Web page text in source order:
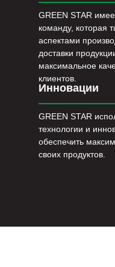
Инновации
GREEN STAR
команду, которая
аспектами
доставки
максимальное
клиентов.
GREEN STAR
технологии и
обеспечить
своих продуктов.